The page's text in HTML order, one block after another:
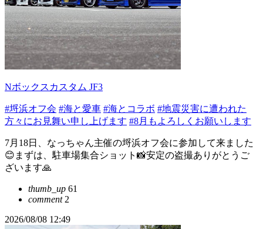
Nボックスカスタム JF3
#埒浜オフ会 #海と愛車 #海とコラボ #地震災害に遭われた
方々にお見舞い申し上げます #8月もよろしくお願いします
7月18日、なっちゃん主催の埒浜オフ会に参加して来ました
😊まずは、駐車場集合ショット📸安定の盗撮ありがとうご
ざいます🙏
thumb_up 61
comment2
2026/08/08 12:49